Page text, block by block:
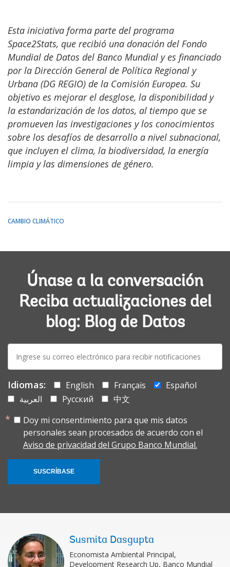
Esta iniciativa forma parte del programa
Space2Stats, que recibió una donación del Fondo
Mundial de Datos del Banco Mundial y es financiado
por la Dirección General de Política Regional y
Urbana (DG REGIO) de la Comisión Europea. Su
objetivo es mejorar el desglose, la disponibilidad y
la estandarización de los datos, al tiempo que se
promueven las investigaciones y los conocimientos
sobre los desafíos de desarrollo a nivel subnacional,
que incluyen el clima, la biodiversidad, la energía
limpia y las dimensiones de género.
CAMBIO CLIMÁTICO
Únase a la conversación
Reciba actualizaciones del
blog: Blog de Datos
E-
mail:
Idiomas: English Français
Español
العربية
Русский
中文
Doy mi consentimiento para que mis datos
personales sean procesados de acuerdo con el
Aviso de privacidad del Grupo Banco Mundial.
SUSCRÍBASE
Susmita Dasgupta
Economista Ambiental Principal,
Development Research Up, Banco Mundial